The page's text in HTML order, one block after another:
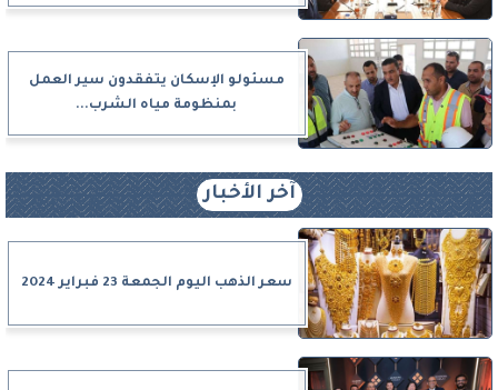
مسئولو الإسكان يتفقدون سير العمل
بمنظومة مياه الشرب...
آخر الأخبار
سعر الذهب اليوم الجمعة 23 فبراير 2024